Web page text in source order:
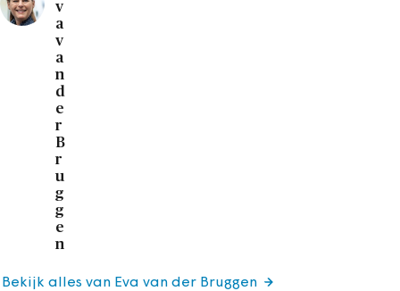
v
a
v
a
n
d
e
r
B
r
u
g
g
e
n
Bekijk alles van Eva van der Bruggen